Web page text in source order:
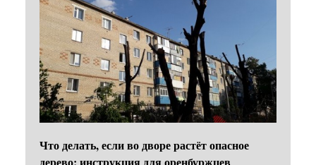
Что делать, если во дворе растёт опасное
дерево: инструкция для оренбуржцев